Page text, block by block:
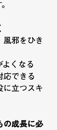
風邪をひき
よくなる
応できる
に立つスキ
の成長に必